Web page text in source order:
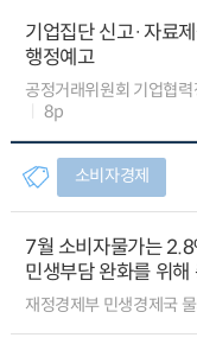
기업집단 신고·자료
행정예고
공정거래위원회 기업협
8p
소비자경제
7월 소비자물가는
민생부담 완화를 위해
재정경제부 민생경제국